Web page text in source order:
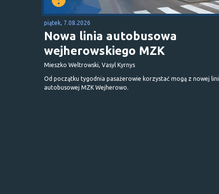
piątek, 7.08.2026
Nowa linia autobusowa
wejherowskiego MZK
Mieszko Weltrowski, Vasyl Kyrnys
Od początku tygodnia pasażerowie korzystać mogą z nowej
autobusowej MZK Wejherowo.